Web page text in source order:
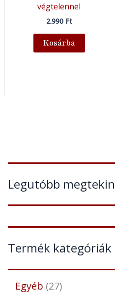
Legutóbb
Termék kategóriák
Egyéb 27
végtelennel
2.990 Ft
Kosárba